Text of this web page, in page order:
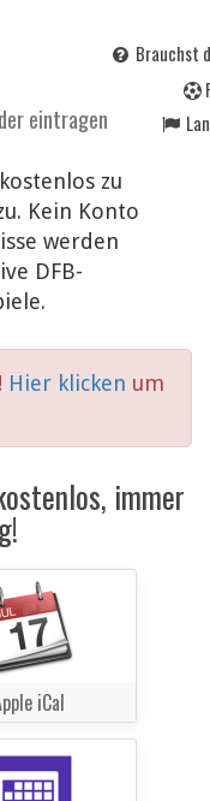
eintragen
Brauchst
zu
Kein Konto
werden
DFB-
Hier klicken um
immer
iCal